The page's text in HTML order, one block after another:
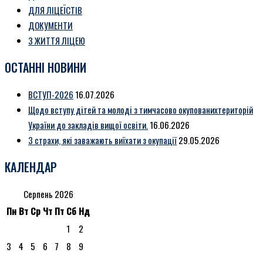
ДЛЯ ЛІЦЕЇСТІВ
ДОКУМЕНТИ
З ЖИТТЯ ЛІЦЕЮ
ОСТАННІ НОВИНИ
ВСТУП-2026 16.07.2026
Щодо вступу дітей та молоді з тимчасово окупованихтериторій
України до закладів вищої освіти.16.06.2026
3 страхи, які заважають виїхати з окупації29.05.2026
КАЛЕНДАР
Серпень 2026
Пн Вт Ср Чт Пт Сб Нд
1
2
3
4 5 6 7 8
9